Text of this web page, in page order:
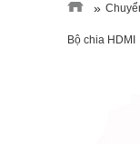
»
Bộ chia HDMI